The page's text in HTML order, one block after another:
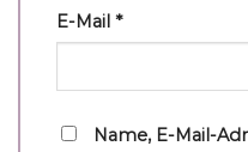
E-Mail *
Name, E-Mail-